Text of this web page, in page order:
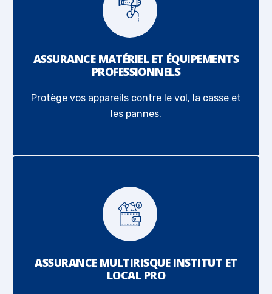
ASSURANCE MATÉRIEL ET ÉQUIPEMENTS
PROFESSIONNELS
Protège vos appareils contre le vol, la casse et
les pannes.
ASSURANCE MULTIRISQUE INSTITUT ET
LOCAL PRO